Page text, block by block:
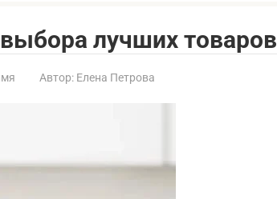
лучших товаров
Автор: Елена Петрова